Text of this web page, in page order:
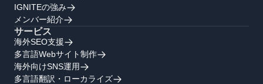
IGNITEの強み
メンバー紹介
サービス
海外SEO支援
多言語Webサイト制作
海外向けSNS運用
多言語翻訳・ローカライズ